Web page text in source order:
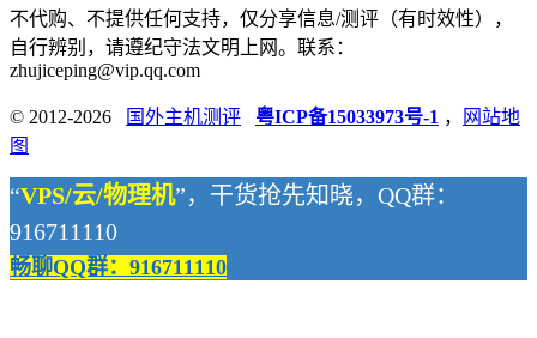
不代购、不提供任何支持，仅分享信息/测评（有时效性），
自行辨别，请遵纪守法文明上网。联系：
zhujiceping@vip.qq.com
© 2012-2026 国外主机测评 粤ICP备15033973号-1 ，
网站地
图
“VPS/云/物理机”，干货抢先知晓，QQ群：
916711110
畅聊QQ群：916711110